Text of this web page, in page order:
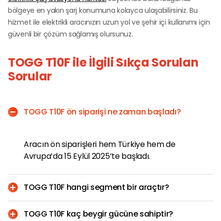
bölgeye en yakın şarj konumuna kolayca ulaşabilirsiniz. Bu
hizmet ile elektrikli aracınızın uzun yol ve şehir içi kullanımı için
güvenli bir çözüm sağlamış olursunuz.
TOGG T10F ile İlgili Sıkça Sorulan
Sorular
TOGG T10F ön siparişi ne zaman başladı?
Aracın ön siparişleri hem Türkiye hem de
Avrupa’da 15 Eylül 2025’te başladı.
TOGG T10F hangi segment bir araçtır?
Sedan segmentinde konumlandırılan elektrikli bir
TOGG T10F kaç beygir gücüne sahiptir?